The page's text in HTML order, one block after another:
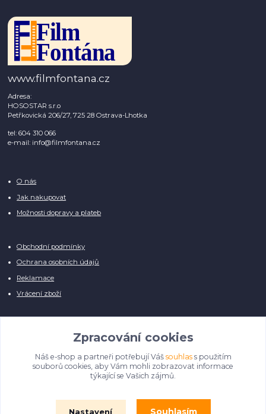
www.filmfontana.cz
Adresa:
HOSOSTAR s.r.o
Petřkovická 206/27, 725 28 Ostrava-Lhotka
tel: 604 310 066
e-mail: info@filmfontana.cz
O nás
Jak nakupovat
Možnosti dopravy a plateb
Obchodní podmínky
Ochrana osobních údajů
Reklamace
Vrácení zboží
Manuálně pro Vás kontrolujeme každý produkt, přesto se může stát, že u
několika z nich je vyobrazen pouze obrázek informativního charakteru.
Omlouváme se, na úpravě databáze pilně pracujeme.
Zpracování cookies
Náš e-shop a partneři potřebují Váš souhlass použitím
souborů cookies, aby Vám mohli zobrazovat informace
týkající se Vašich zájmů.
Nastavení Souhlasím